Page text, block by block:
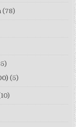
(78)
(5)